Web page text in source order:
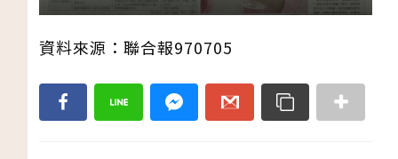
資料來源：聯合報970705